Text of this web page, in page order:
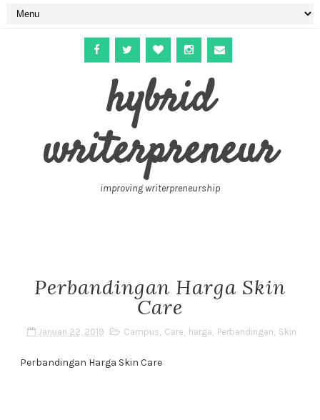
hybrid
writerpreneur
improving writerpreneurship
Perbandingan Harga Skin
Care
Januari 22, 2019 Campus, Care, harga, Perbandingan, Skin
Perbandingan Harga Skin Care